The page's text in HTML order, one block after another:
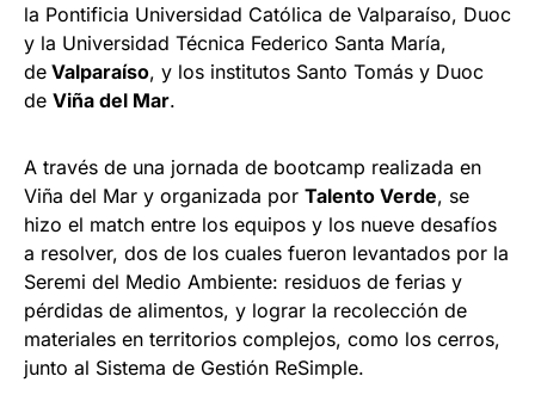
la Pontificia Universidad Católica de Valparaíso, Duoc
y la Universidad Técnica Federico Santa María,
de Valparaíso, y los institutos Santo Tomás y Duoc
de Viña del Mar.
A través de una jornada de bootcamp realizada en
Viña del Mar y organizada por Talento Verde, se
hizo el match entre los equipos y los nueve desafíos
a resolver, dos de los cuales fueron levantados por la
Seremi del Medio Ambiente: residuos de ferias y
pérdidas de alimentos, y lograr la recolección de
materiales en territorios complejos, como los cerros,
junto al Sistema de Gestión ReSimple.